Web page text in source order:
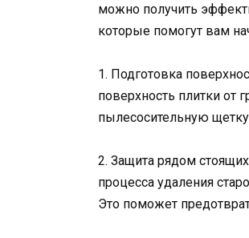
можно получить
которые помогут вам
1. Подготовка
поверхность плитки от
пылесосительную
2. Защита рядом
процесса удаления
Это поможет